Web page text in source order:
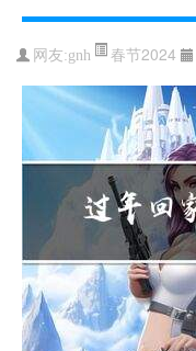
网友:gnh 春节2024